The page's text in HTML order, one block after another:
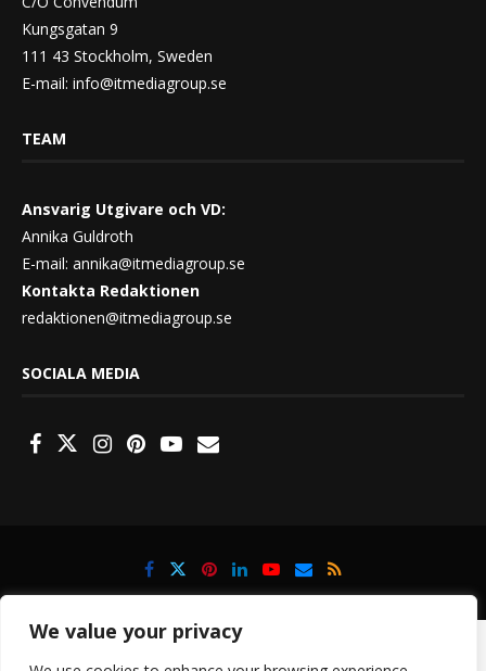
We value your privacy
Kungsgatan 9
111 43 Stockholm, Sweden
E-mail: info@itmediagroup.se
TEAM
Ansvarig Utgivare och VD:
Annika Guldroth
E-mail: annika@itmediagroup.se
Kontakta Redaktionen
redaktionen@itmediagroup.se
SOCIALA MEDIA
Vi använder cookies och andra identifierare för att förbättra din